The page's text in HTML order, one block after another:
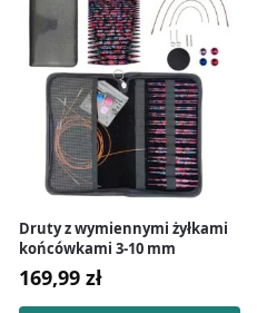
Druty z wymiennymi żyłkami
końcówkami 3-10 mm
169,99 zł